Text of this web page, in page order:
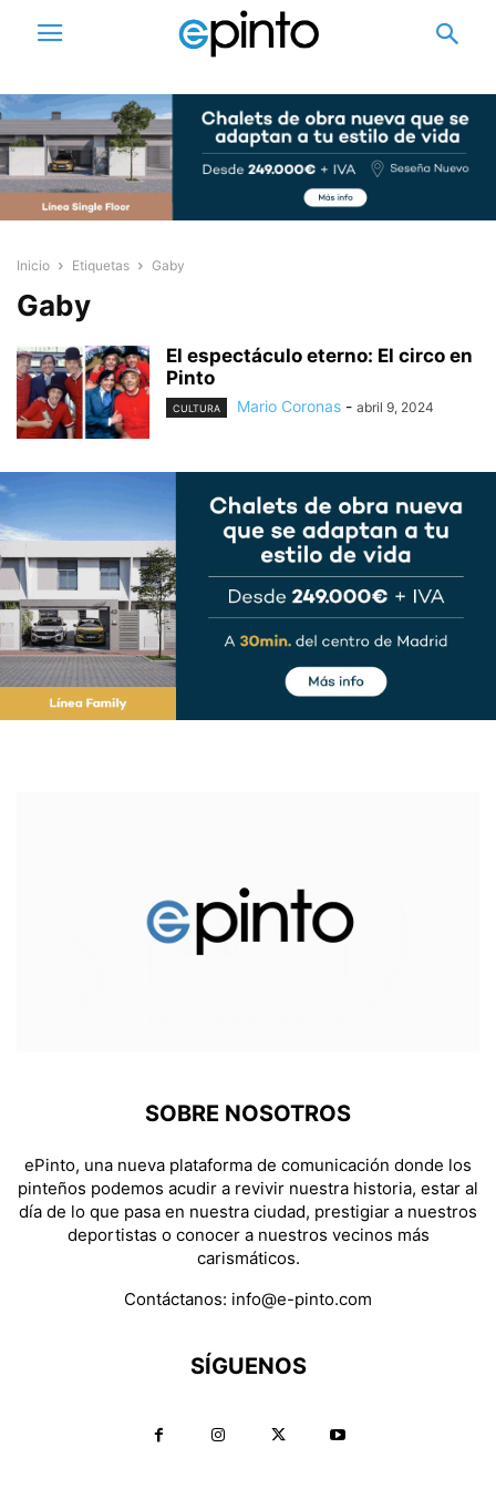
Inicio Etiquetas Gaby
Gaby
El espectáculo eterno: El circo en
Pinto
CULTURA Mario Coronas - abril 9, 2024
SOBRE NOSOTROS
ePinto, una nueva plataforma de comunicación donde los
pinteños podemos acudir a revivir nuestra historia, estar al
día de lo que pasa en nuestra ciudad, prestigiar a nuestros
deportistas o conocer a nuestros vecinos más
carismáticos.
Contáctanos: info@e-pinto.com
SÍGUENOS